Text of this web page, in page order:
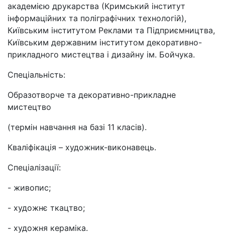
академією друкарства (Кримський інститут
інформаційних та поліграфічних технологій),
Київським інститутом Реклами та Підприємництва,
Київським державним інститутом декоративно-
прикладного мистецтва і дизайну ім. Бойчука.
Спеціальність:
Образотворче та декоративно-прикладне
мистецтво
(термін навчання на базі 11 класів).
Кваліфікація – художник-виконавець.
Спеціалізації:
- живопис;
- художнє ткацтво;
- художня кераміка.